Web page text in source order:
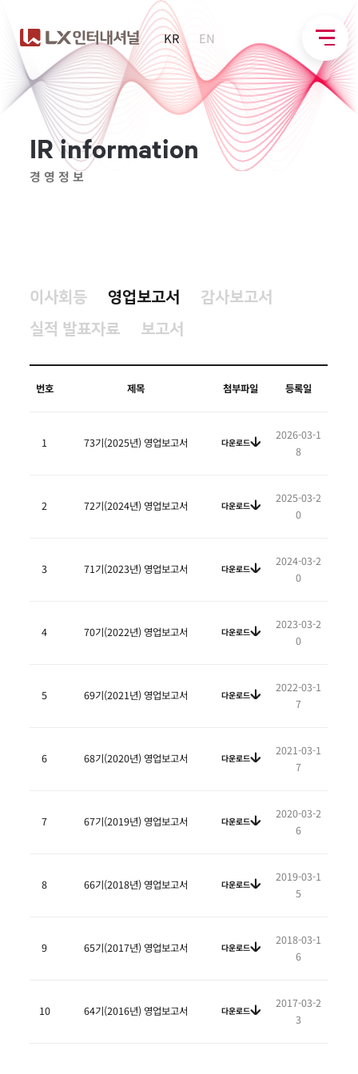
KR EN
IRinformation
경영정보
이사회등 영업보고서
감사보고서
실적 발표자료
보고서
번호 제목 첨부파일 등록일
1 73기(2025년) 영업보고서 다운로드
2026-03-1
8
2 72기(2024년) 영업보고서 다운로드
2025-03-2
0
3 71기(2023년) 영업보고서 다운로드
2024-03-2
0
4 70기(2022년) 영업보고서 다운로드
2023-03-2
0
5 69기(2021년) 영업보고서 다운로드
2022-03-1
7
6 68기(2020년) 영업보고서 다운로드
2021-03-1
7
7 67기(2019년) 영업보고서 다운로드
2020-03-2
6
8 66기(2018년) 영업보고서 다운로드
2019-03-1
5
9 65기(2017년) 영업보고서 다운로드
2018-03-1
6
10 64기(2016년) 영업보고서 다운로드
2017-03-2
3